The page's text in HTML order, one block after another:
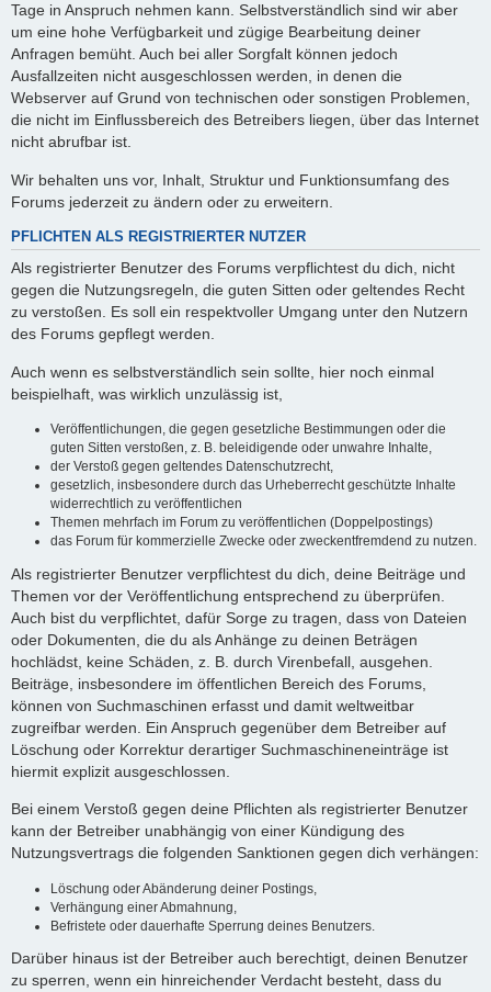
Tage in Anspruch nehmen kann. Selbstverständlich sind wir aber
um eine hohe Verfügbarkeit und zügige Bearbeitung deiner
Anfragen bemüht. Auch bei aller Sorgfalt können jedoch
Ausfallzeiten nicht ausgeschlossen werden, in denen die
Webserver auf Grund von technischen oder sonstigen Problemen,
die nicht im Einflussbereich des Betreibers liegen, über das Internet
nicht abrufbar ist.
Wir behalten uns vor, Inhalt, Struktur und Funktionsumfang des
Forums jederzeit zu ändern oder zu erweitern.
PFLICHTEN ALS REGISTRIERTER NUTZER
Als registrierter Benutzer des Forums verpflichtest du dich, nicht
gegen die Nutzungsregeln, die guten Sitten oder geltendes Recht
zu verstoßen. Es soll ein respektvoller Umgang unter den Nutzern
des Forums gepflegt werden.
Auch wenn es selbstverständlich sein sollte, hier noch einmal
beispielhaft, was wirklich unzulässig ist,
Veröffentlichungen, die gegen gesetzliche Bestimmungen oder die
guten Sitten verstoßen, z. B. beleidigende oder unwahre Inhalte,
der Verstoß gegen geltendes Datenschutzrecht,
gesetzlich, insbesondere durch das Urheberrecht geschützte Inhalte
widerrechtlich zu veröffentlichen
Themen mehrfach im Forum zu veröffentlichen (Doppelpostings)
das Forum für kommerzielle Zwecke oder zweckentfremdend zu nutzen.
Als registrierter Benutzer verpflichtest du dich, deine Beiträge und
Themen vor der Veröffentlichung entsprechend zu überprüfen.
Auch bist du verpflichtet, dafür Sorge zu tragen, dass von Dateien
oder Dokumenten, die du als Anhänge zu deinen Beträgen
hochlädst, keine Schäden, z. B. durch Virenbefall, ausgehen.
Beiträge, insbesondere im öffentlichen Bereich des Forums,
können von Suchmaschinen erfasst und damit weltweitbar
zugreifbar werden. Ein Anspruch gegenüber dem Betreiber auf
Löschung oder Korrektur derartiger Suchmaschineneinträge ist
hiermit explizit ausgeschlossen.
Bei einem Verstoß gegen deine Pflichten als registrierter Benutzer
kann der Betreiber unabhängig von einer Kündigung des
Nutzungsvertrags die folgenden Sanktionen gegen dich verhängen:
Löschung oder Abänderung deiner Postings,
Verhängung einer Abmahnung,
Befristete oder dauerhafte Sperrung deines Benutzers.
Darüber hinaus ist der Betreiber auch berechtigt, deinen Benutzer
zu sperren, wenn ein hinreichender Verdacht besteht, dass du